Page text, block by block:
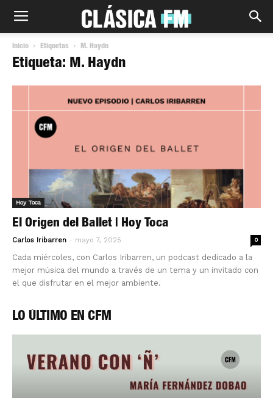
Inicio Etiquetas M. Haydn
Etiqueta: M. Haydn
Hoy Toca
El Origen del Ballet | Hoy Toca
Carlos Iribarren - mayo 7, 2025 0
Cada miércoles, con Carlos Iribarren, un podcast dedicado a la
mejor música del mundo a través de un tema y un invitado con
el que disfrutar en el mejor ambiente.
LO ÚLTIMO EN CFM